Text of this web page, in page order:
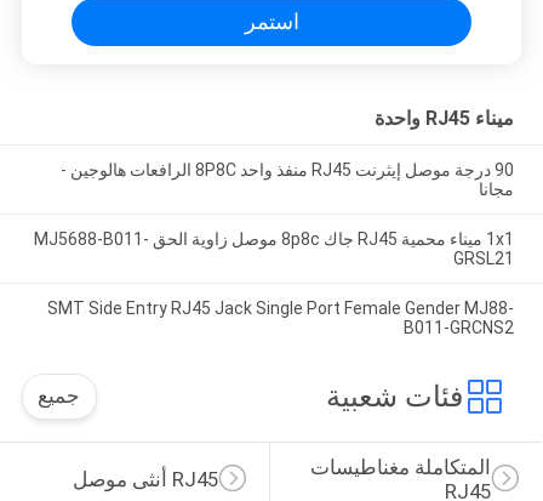
استمر
ميناء RJ45 واحدة
90 درجة موصل إيثرنت RJ45 منفذ واحد 8P8C الرافعات هالوجين -
مجانا
1x1 ميناء محمية RJ45 جاك 8p8c موصل زاوية الحق MJ5688-B011-
GRSL21
SMT Side Entry RJ45 Jack Single Port Female Gender MJ88-
B011-GRCNS2
فئات شعبية جميع
RJ45 أنثى موصل
المتكاملة مغناطيسات
RJ45